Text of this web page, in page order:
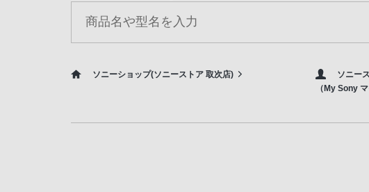
ソニーショップ(ソニーストア 取次店)
ソニー
（My Sony